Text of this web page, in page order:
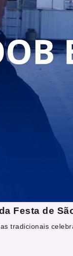
Festa de
tradicionais